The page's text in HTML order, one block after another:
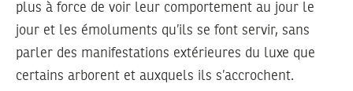
plus à force de voir leur comportement au jour le
jour et les émoluments qu’ils se font servir, sans
parler des manifestations extérieures du luxe que
certains arborent et auxquels ils s’accrochent.